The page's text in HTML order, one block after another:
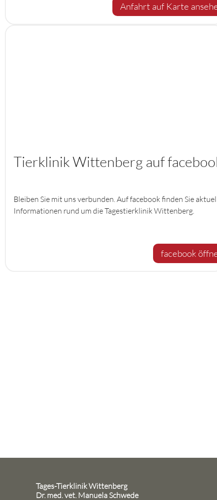
Anfahrt auf Karte
Tierklinik Wittenberg auf
Bleiben Sie mit uns verbunden. Auf facebook finden Sie
Informationen rund um die Tagestierklinik Wittenberg.
facebook
Tages-Tierklinik Wittenberg
Dr. med. vet. Manuela Schwede